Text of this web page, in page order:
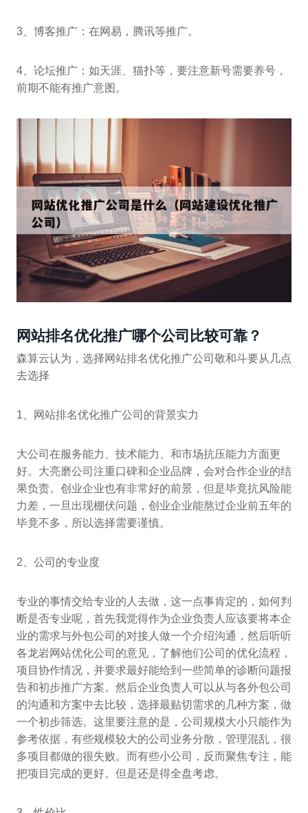
3、博客推广：在网易，腾讯等推广。
4、论坛推广：如天涯、猫扑等，要注意新号需要养号，
前期不能有推广意图。
网站排名优化推广哪个公司比较可靠？
森算云认为，选择网站排名优化推广公司敬和斗要从几点
去选择
1、网站排名优化推广公司的背景实力
大公司在服务能力、技术能力、和市场抗压能力方面更
好。大亮磨公司注重口碑和企业品牌，会对合作企业的结
果负责。创业企业也有非常好的前景，但是毕竟抗风险能
力差，一旦出现棚伏问题，创业企业能熬过企业前五年的
毕竟不多，所以选择需要谨慎。
2、公司的专业度
专业的事情交给专业的人去做，这一点事肯定的，如何判
断是否专业呢，首先我觉得作为企业负责人应该要将本企
业的需求与外包公司的对接人做一个介绍沟通，然后听听
各龙岩网站优化公司的意见，了解他们公司的优化流程，
项目协作情况，并要求最好能给到一些简单的诊断问题报
告和初步推广方案。然后企业负责人可以从与各外包公司
的沟通和方案中去比较，选择最贴切需求的几种方案，做
一个初步筛选。这里要注意的是，公司规模大小只能作为
参考依据，有些规模较大的公司业务分散，管理混乱，很
多项目都做的很失败。而有些小公司，反而聚焦专注，能
把项目完成的更好。但是还是得全盘考虑。